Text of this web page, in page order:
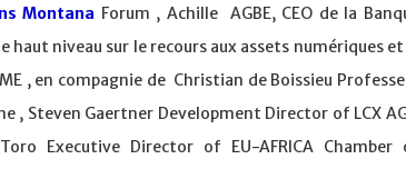
Montana Forum , Achille AGBE, CEO de la
haut niveau sur le recours aux assets numériques et
, en compagnie de Christian de Boissieu
, Steven Gaertner Development Director of LCX
Executive Director of EU-AFRICA Chamber